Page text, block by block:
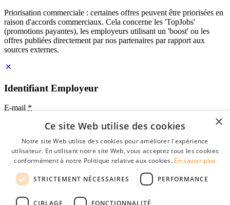
Priorisation commerciale : certaines offres peuvent être priorisées en
raison d'accords commerciaux. Cela concerne les 'TopJobs'
(promotions payantes), les employeurs utilisant un 'boost' ou les
offres publiées directement par nos partenaires par rapport aux
sources externes.
Identifiant Employeur
E-mail *
Mot de passe
se souvenir de moi
mot de passe oublié?
Profil Employeur gratuit
×
Ce site Web utilise des cookies
Notre site Web utilise des cookies pour améliorer l'expérience
utilisateur. En utilisant notre site Web, vous acceptez tous les cookies
conformément à notre Politique relative aux cookies. En savoir plus
STRICTEMENT NÉCESSAIRES PERFORMANCE
CIBLAGE FONCTIONNALITÉ